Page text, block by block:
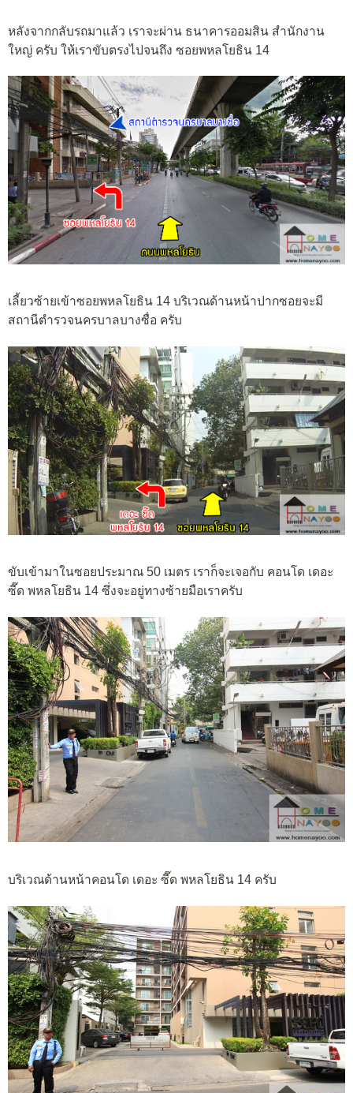
หลังจากกลับรถมาแล้ว เราจะผ่าน ธนาคารออมสิน สำนักงาน
ใหญ่ ครับ ให้เราขับตรงไปจนถึง ซอยพหลโยธิน 14
เลี้ยวซ้ายเข้าซอยพหลโยธิน 14 บริเวณด้านหน้าปากซอยจะมี
สถานีตำรวจนครบาลบางซื่อ ครับ
ขับเข้ามาในซอยประมาณ 50 เมตร เราก็จะเจอกับ คอนโด เดอะ
ซี๊ด พหลโยธิน 14 ซึ่งจะอยู่ทางซ้ายมือเราครับ
บริเวณด้านหน้าคอนโด เดอะ ซี๊ด พหลโยธิน 14 ครับ